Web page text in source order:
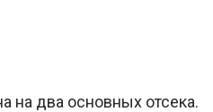
на два основных отсека.